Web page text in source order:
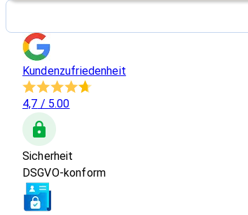
Kundenzufriedenheit
4,7 / 5.00
Sicherheit
DSGVO-konform